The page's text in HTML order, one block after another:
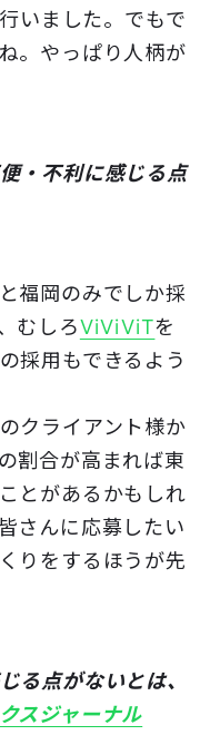
いました。でもで
。やっぱり人柄が
・不利に感じる点
福岡のみでしか採
むしろViViViTを
採用もできるよう
クライアント様か
割合が高まれば東
とがあるかもしれ
さんに応募したい
りをするほうが先
る点がないとは、
スジャーナル